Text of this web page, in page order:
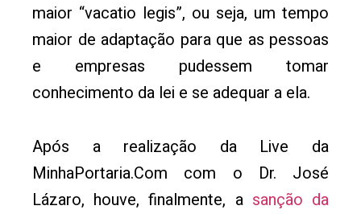
maior “vacatio legis”, ou seja, um tempo
maior de adaptação para que as pessoas
e empresas pudessem tomar
conhecimento da lei e se adequar a ela.
Após a realização da Live da
MinhaPortaria.Com com o Dr. José
Lázaro, houve, finalmente, a sanção da